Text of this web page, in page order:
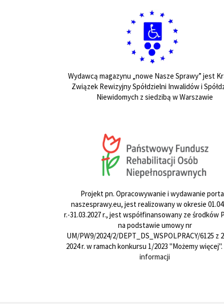
Wydawcą magazynu „nowe Nasze Sprawy” jest
Związek Rewizyjny Spółdzielni Inwalidów i
Niewidomych z siedzibą w Warszawie
Projekt pn. Opracowywanie i wydawanie
naszesprawy.eu, jest realizowany w okresie
r.-31.03.2027 r., jest współfinansowany ze środków
na podstawie umowy nr
UM/PW9/2024/2/DEPT_DS_WSPOLPRACY/6125 z
2024 r. w ramach konkursu 1/2023 "Możemy więcej".
informacji